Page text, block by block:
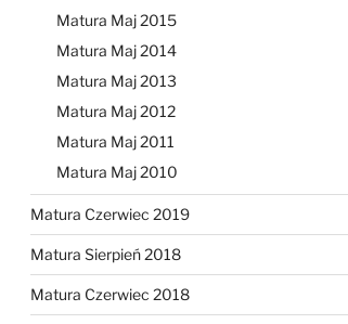
Matura Maj 2015
Matura Maj 2014
Matura Maj 2013
Matura Maj 2012
Matura Maj 2011
Matura Maj 2010
Matura Czerwiec 2019
Matura Sierpień 2018
Matura Czerwiec 2018